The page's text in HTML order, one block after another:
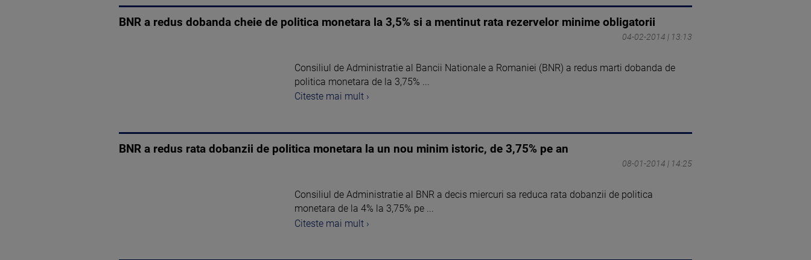
BNR a redus dobanda cheie de politica monetara la 3,5% si a mentinut rata rezervelor minime obligatorii
04-02-2014 | 13:13
Consiliul de Administratie al Bancii Nationale a Romaniei (BNR) a redus marti dobanda de
politica monetara de la 3,75% ...
Citeste mai mult ›
BNR a redus rata dobanzii de politica monetara la un nou minim istoric, de 3,75% pe an
08-01-2014 | 14:25
Consiliul de Administratie al BNR a decis miercuri sa reduca rata dobanzii de politica
monetara de la 4% la 3,75% pe ...
Citeste mai mult ›